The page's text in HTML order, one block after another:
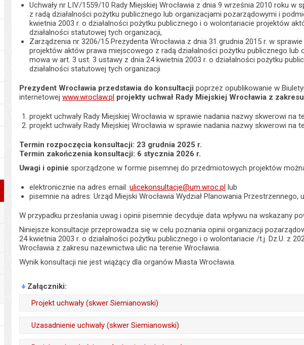
Uchwały nr LIV/1559/10 Rady Miejskiej Wrocławia z dnia 9 września 2010 roku
z radą działalności pożytku publicznego lub organizacjami pozarządowymi i
kwietnia 2003 r. o działalności pożytku publicznego i o wolontariacie projektów
działalności statutowej tych organizacji,
Zarządzenia nr 3206/15 Prezydenta Wrocławia z dnia 31 grudnia 2015 r. w
projektów aktów prawa miejscowego z radą działalności pożytku publicznego
mowa w art. 3 ust. 3 ustawy z dnia 24 kwietnia 2003 r. o działalności pożytku
działalności statutowej tych organizacji
Prezydent Wrocławia przedstawia do konsultacji poprzez opublikowanie w
internetowejwww.wroclaw.pl projekty uchwał Rady Miejskiej Wrocławia z
projekt uchwały Rady Miejskiej Wrocławia w sprawie nadania nazwy skwerowi na
projekt uchwały Rady Miejskiej Wrocławia w sprawie nadania nazwy skwerowi na
Termin rozpoczęcia konsultacji: 23 grudnia 2025 r.
Termin zakończenia konsultacji: 6 stycznia 2026 r.
Uwagi i opinie sporządzone w formie pisemnej do przedmiotowych projektów
elektronicznie na adres email:ulicekonsultacje@um.wroc.pl lub
pisemnie na adres: Urząd Miejski Wrocławia Wydział Planowania Przestrzennego,
W przypadku przesłania uwag i opinii pisemnie decyduje data wpływu na wskazany
Niniejsze konsultacje przeprowadza się w celu poznania opinii organizacji
24 kwietnia 2003 r. o działalności pożytku publicznego i o wolontariacie /t.j. Dz.U. z
Wrocławia z zakresu nazewnictwa ulic na terenie Wrocławia.
Wynik konsultacji nie jest wiążący dla organów Miasta Wrocławia.
Załączniki
Projekt uchwały (skwer Siemianowski)
Odpowiedzialny za treść:
Uzasadnienie uchwały (skwer Siemianowski)
Odpowiedzialny za treść: